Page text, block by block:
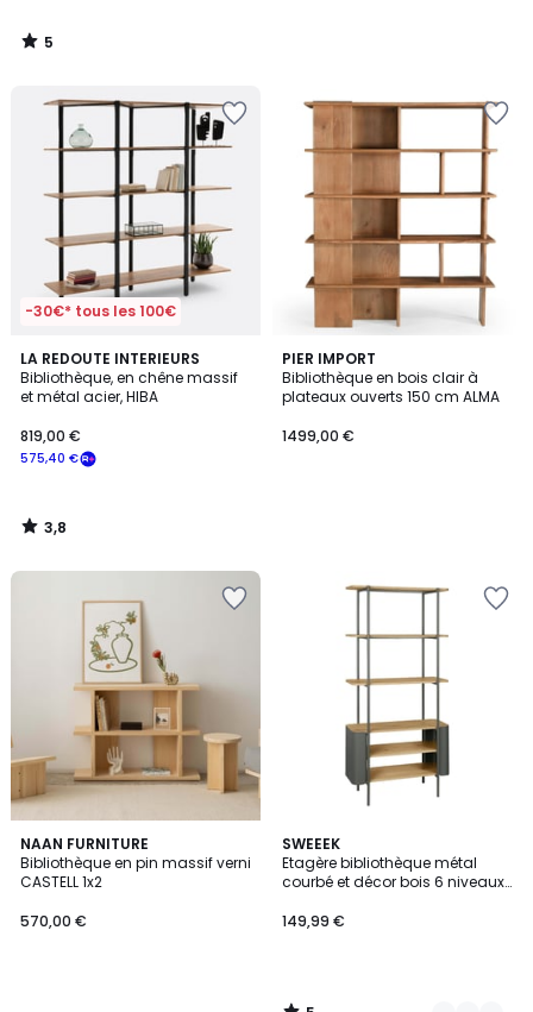
5
/
-30€* tous les 100€
LA REDOUTE INTERIEURS
Bibliothèque, en chêne massif
et métal acier, HIBA
575,40 €
819,00 €
3,8
/ 5
3,8
/
PIER IMPORT
Bibliothèque en bois clair à
plateaux ouverts 150 cm ALMA
1499,00 €
NAAN FURNITURE
Bibliothèque en pin massif verni
CASTELL 1x2
570,00 €
SWEEEK
Etagère bibliothèque métal
courbé et décor bois 6 niveaux
149,99 €
5
/
5
3
Couleurs